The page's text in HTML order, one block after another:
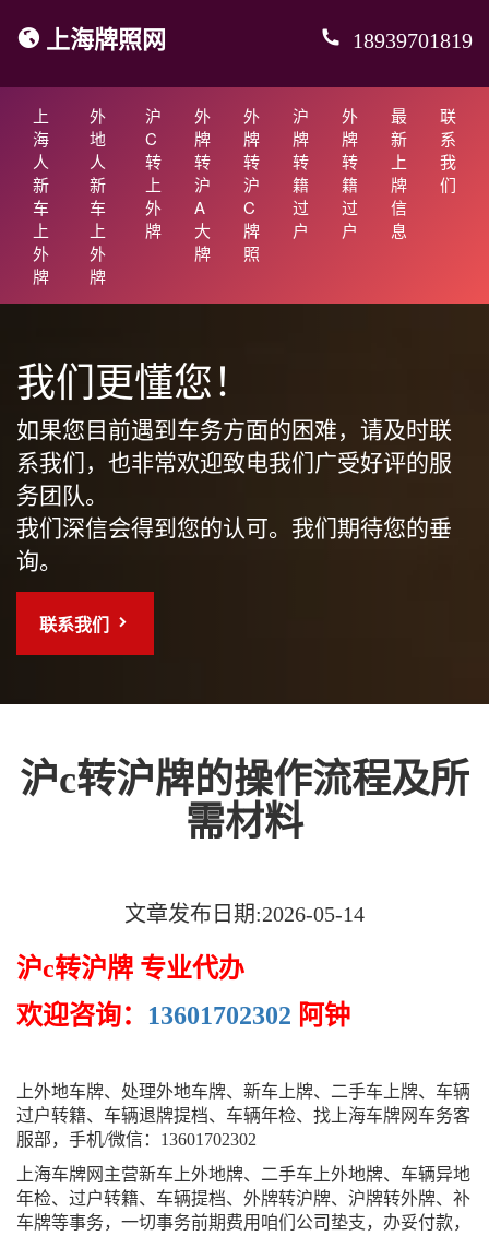
上海牌照网 18939701819
上
海
人
新
车
上
外
牌
外
地
人
新
车
上
外
牌
沪
C
转
上
外
牌
外
牌
转
沪
A
大
牌
外
牌
转
沪
C
牌
照
沪
牌
转
籍
过
户
外
牌
转
籍
过
户
最
新
上
牌
信
息
联
系
我
们
我们更懂您！
如果您目前遇到车务方面的困难，请及时联
系我们，也非常欢迎致电我们广受好评的服
务团队。
我们深信会得到您的认可。我们期待您的垂
询。
联系我们
沪c转沪牌的操作流程及所
需材料
文章发布日期:2026-05-14
沪c转沪牌 专业代办
欢迎咨询： 13601702302 阿钟
上外地车牌、处理外地车牌、新车上牌、二手车上牌、车辆
过户转籍、车辆退牌提档、车辆年检、找上海车牌网车务客
服部，手机/微信：13601702302
上海车牌网主营新车上外地牌、二手车上外地牌、车辆异地
年检、过户转籍、车辆提档、外牌转沪牌、沪牌转外牌、补
车牌等事务，一切事务前期费用咱们公司垫支，办妥付款，